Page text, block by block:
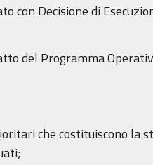
con Decisione di
del Programma
che costituiscono la